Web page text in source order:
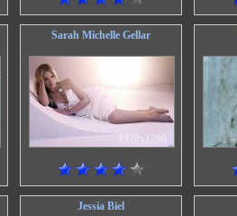
Sarah Michelle Gellar
1920x1200
Jessia Biel